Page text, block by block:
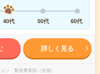
40代 50代 60代
詳しく見る
ン 製造事業部（全国）